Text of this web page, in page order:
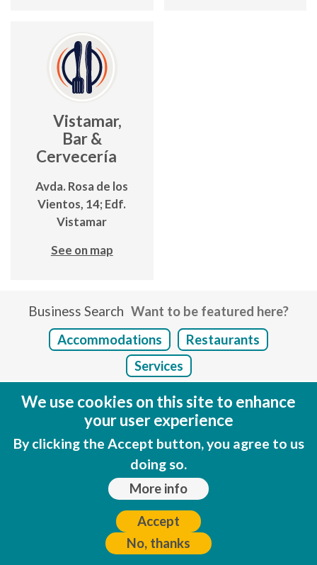
Vistamar,
Bar &
Cervecería
Avda. Rosa de los
Vientos, 14; Edf.
Vistamar
See on map
Business Search Want to be featured here?
Accommodations
Restaurants
Services
Mapa web footer
Discover Calpe
Accommodations
We use cookies on this site to enhance
your user experience
By clicking the Accept button, you agree to us
doing so.
More info
Accept
No, thanks